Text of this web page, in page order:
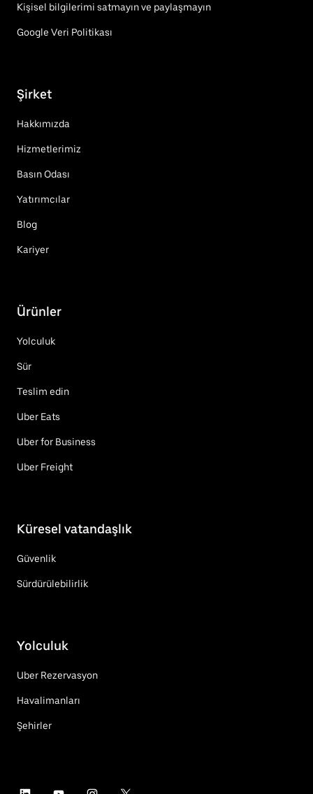
Kişisel bilgilerimi satmayın ve paylaşmayın
Google Veri Politikası
Şirket
Hakkımızda
Hizmetlerimiz
Basın Odası
Yatırımcılar
Blog
Kariyer
Ürünler
Yolculuk
Sür
Teslim edin
Uber Eats
Uber for Business
Uber Freight
Küresel vatandaşlık
Güvenlik
Sürdürülebilirlik
Yolculuk
Uber Rezervasyon
Havalimanları
Şehirler